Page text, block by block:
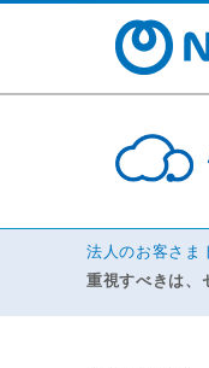
法人のお客さま
重視すべきは、